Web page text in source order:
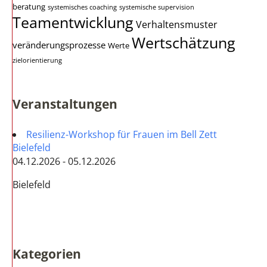
beratung systemisches coaching systemische supervision
Teamentwicklung Verhaltensmuster
veränderungsprozesse Werte Wertschätzung
zielorientierung
Veranstaltungen
Resilienz-Workshop für Frauen im Bell Zett
Bielefeld
04.12.2026 - 05.12.2026
Bielefeld
Kategorien